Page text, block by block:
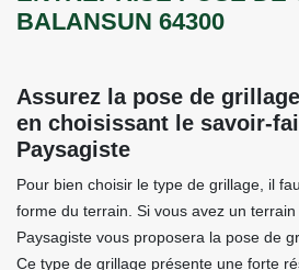
BALANSUN 64300
Assurez la pose de
en choisissant le savoir-
Paysagiste
Pour bien choisir le type de grillage, il
forme du terrain. Si vous avez un
Paysagiste vous proposera la pose de
Ce type de grillage présente une forte